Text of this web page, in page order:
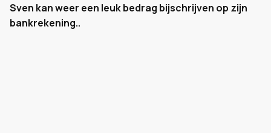
Sven kan weer een leuk bedrag bijschrijven op zijn
bankrekening..